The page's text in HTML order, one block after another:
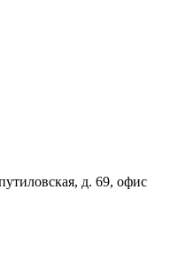
д. 69, офис